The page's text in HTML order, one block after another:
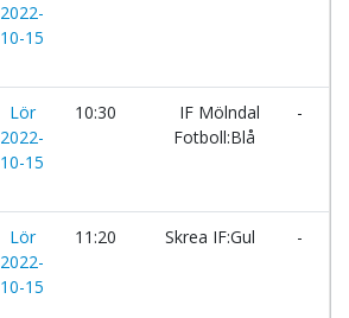
2022-
10-15
Lör
2022-
10-15
10:30
IF Mölndal
Fotboll:Blå
-
Lör
2022-
10-15
11:20 Skrea IF:Gul -